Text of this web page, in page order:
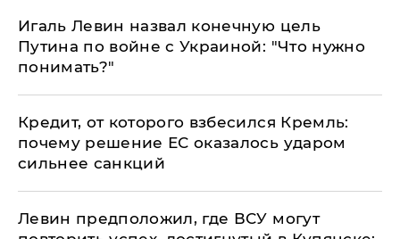
Игаль Левин назвал конечную цель
Путина по войне с Украиной: "Что нужно
понимать?"
​Кредит, от которого взбесился Кремль:
почему решение ЕС оказалось ударом
сильнее санкций
Левин предположил, где ВСУ могут